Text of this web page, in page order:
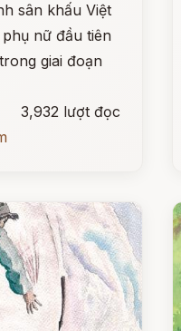
sân khấu Việt
nữ đầu tiên
giai đoạn
3,932 lượt đọc